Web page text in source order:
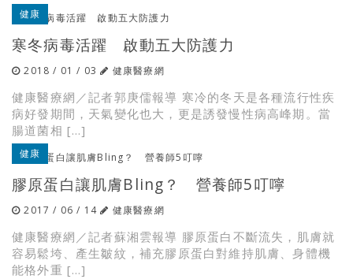
健康
寒冬病毒活躍 啟動五大防護力
2018 / 01 / 03 健康醫療網
健康醫療網／記者郭庚儒報導 寒冷的冬天是各種流行性疾
病好發期間，天氣變化也大，更是誘發慢性病高峰期。當
腸道菌相 […]
健康
膠原蛋白讓肌膚Bling？ 營養師5叮嚀
2017 / 06 / 14 健康醫療網
健康醫療網／記者蘇湘雲報導 膠原蛋白不斷流失，肌膚就
容易鬆垮、產生皺紋，補充膠原蛋白對維持肌膚、身體機
能格外重 […]